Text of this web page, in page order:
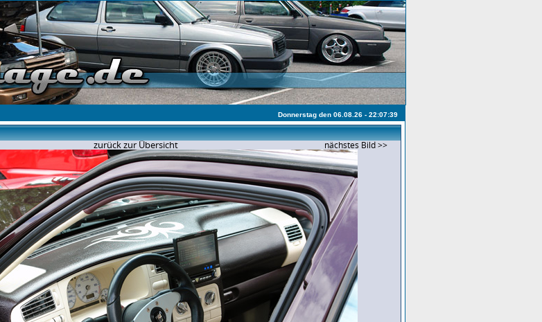
Donnerstag den 06.08.26 - 22:07:39
zurück zur Übersicht nächstes Bild >>